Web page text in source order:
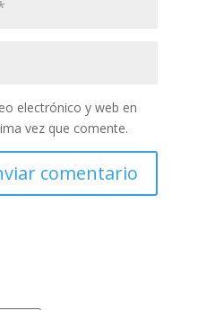
electrónico y web en
vez que comente.